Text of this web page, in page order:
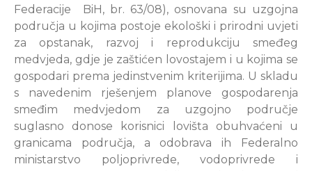
Federacije BiH, br. 63/08), osnovana su uzgojna
područja u kojima postoje ekološki i prirodni uvjeti
za opstanak, razvoj i reprodukciju smeđeg
medvjeda, gdje je zaštićen lovostajem i u kojima se
gospodari prema jedinstvenim kriterijima. U skladu
s navedenim rješenjem planove gospodarenja
smeđim medvjedom za uzgojno područje
suglasno donose korisnici lovišta obuhvaćeni u
granicama područja, a odobrava ih Federalno
ministarstvo poljoprivrede, vodoprivrede i